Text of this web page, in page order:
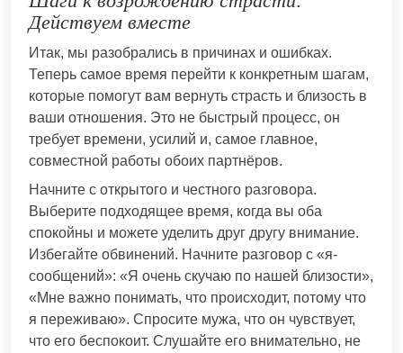
Действуем вместе
Итак, мы разобрались в причинах и ошибках.
Теперь самое время перейти к конкретным шагам,
которые помогут вам вернуть страсть и близость в
ваши отношения. Это не быстрый процесс, он
требует времени, усилий и, самое главное,
совместной работы обоих партнёров.
Начните с открытого и честного разговора.
Выберите подходящее время, когда вы оба
спокойны и можете уделить друг другу внимание.
Избегайте обвинений. Начните разговор с «я-
сообщений»: «Я очень скучаю по нашей близости»,
«Мне важно понимать, что происходит, потому что
я переживаю». Спросите мужа, что он чувствует,
что его беспокоит. Слушайте его внимательно, не